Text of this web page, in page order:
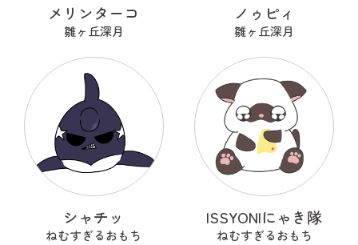
メリンターコ
雛ヶ丘深月
ノゥピィ
雛ヶ丘深月
シャチッ
ねむすぎるおもち
ISSYONIにゃき隊
ねむすぎるおもち